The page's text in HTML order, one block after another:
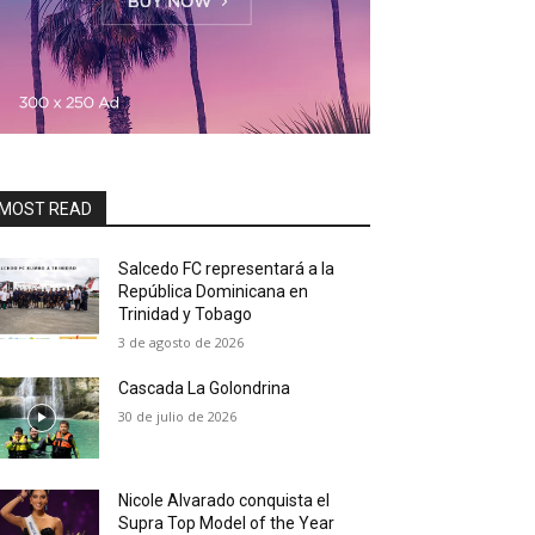
READ
Salcedo FC representará a la
República Dominicana en
Trinidad y Tobago
3 de agosto de 2026
Cascada La Golondrina
30 de julio de 2026
Nicole Alvarado conquista el
Supra Top Model of the Year